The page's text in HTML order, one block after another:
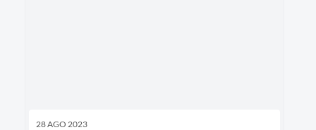
28 AGO 2023